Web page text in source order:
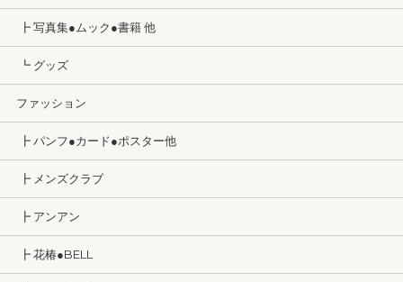
┣ 写真集●ムック●書籍 他
┗ グッズ
ファッション
┣ パンフ●カード●ポスター他
┣ メンズクラブ
┣ アンアン
┣ 花椿●BELL